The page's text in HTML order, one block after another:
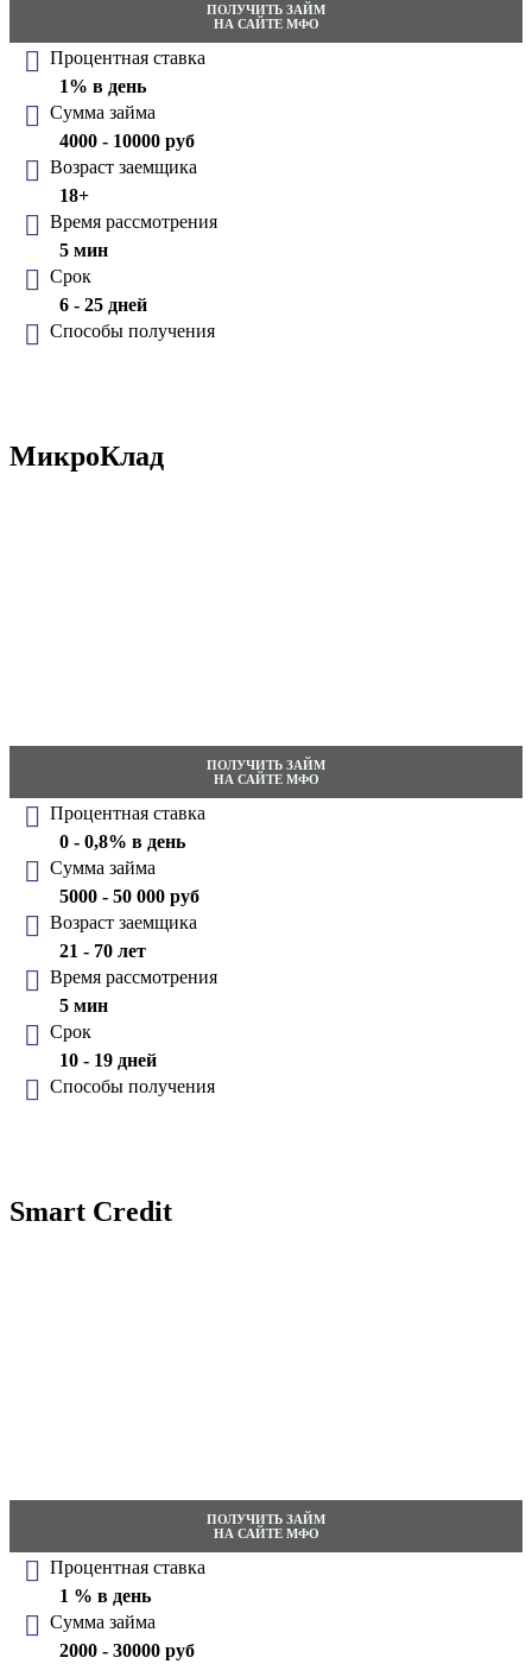
ПОЛУЧИТЬ ЗАЙМ
НА САЙТЕ МФО
Процентная ставка
1% в день
Сумма займа
4000 - 10000 руб
Возраст заемщика
18+
Время рассмотрения
5 мин
Срок
6 - 25 дней
Способы получения
МикроКлад
ПОЛУЧИТЬ ЗАЙМ
НА САЙТЕ МФО
Процентная ставка
0 - 0,8% в день
Сумма займа
5000 - 50 000 руб
Возраст заемщика
21 - 70 лет
Время рассмотрения
5 мин
Срок
10 - 19 дней
Способы получения
Smart Credit
ПОЛУЧИТЬ ЗАЙМ
НА САЙТЕ МФО
Процентная ставка
1 % в день
Сумма займа
2000 - 30000 руб